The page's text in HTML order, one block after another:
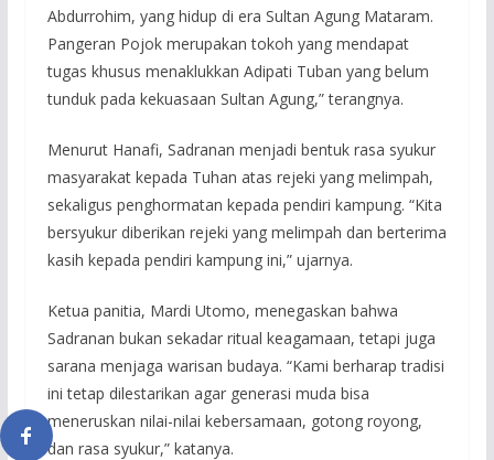
Abdurrohim, yang hidup di era Sultan Agung Mataram.
Pangeran Pojok merupakan tokoh yang mendapat
tugas khusus menaklukkan Adipati Tuban yang belum
tunduk pada kekuasaan Sultan Agung,” terangnya.
Menurut Hanafi, Sadranan menjadi bentuk rasa syukur
masyarakat kepada Tuhan atas rejeki yang melimpah,
sekaligus penghormatan kepada pendiri kampung. “Kita
bersyukur diberikan rejeki yang melimpah dan berterima
kasih kepada pendiri kampung ini,” ujarnya.
Ketua panitia, Mardi Utomo, menegaskan bahwa
Sadranan bukan sekadar ritual keagamaan, tetapi juga
sarana menjaga warisan budaya. “Kami berharap tradisi
ini tetap dilestarikan agar generasi muda bisa
meneruskan nilai-nilai kebersamaan, gotong royong,
dan rasa syukur,” katanya.